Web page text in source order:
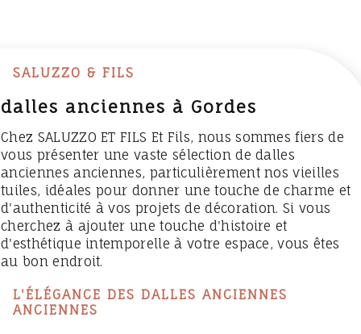
SALUZZO & FILS
dalles anciennes à Gordes
Chez SALUZZO ET FILS Et Fils, nous sommes fiers de
vous présenter une vaste sélection de dalles
anciennes anciennes, particulièrement nos vieilles
tuiles, idéales pour donner une touche de charme et
d'authenticité à vos projets de décoration. Si vous
cherchez à ajouter une touche d'histoire et
d'esthétique intemporelle à votre espace, vous êtes
au bon endroit.
L'ÉLÉGANCE DES DALLES ANCIENNES
ANCIENNES